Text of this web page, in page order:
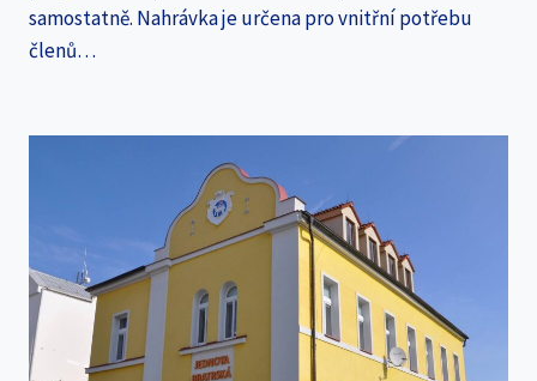
samostatně. Nahrávka je určena pro vnitřní potřebu
členů…